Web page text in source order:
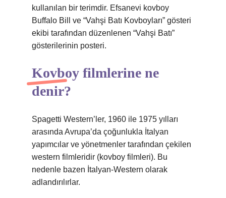
kullanılan bir terimdir. Efsanevi kovboy
Buffalo Bill ve “Vahşi Batı Kovboyları” gösteri
ekibi tarafından düzenlenen “Vahşi Batı”
gösterilerinin posteri.
Kovboy filmlerine ne
denir?
Spagetti Western’ler, 1960 ile 1975 yılları
arasında Avrupa’da çoğunlukla İtalyan
yapımcılar ve yönetmenler tarafından çekilen
western filmleridir (kovboy filmleri). Bu
nedenle bazen İtalyan-Western olarak
adlandırılırlar.